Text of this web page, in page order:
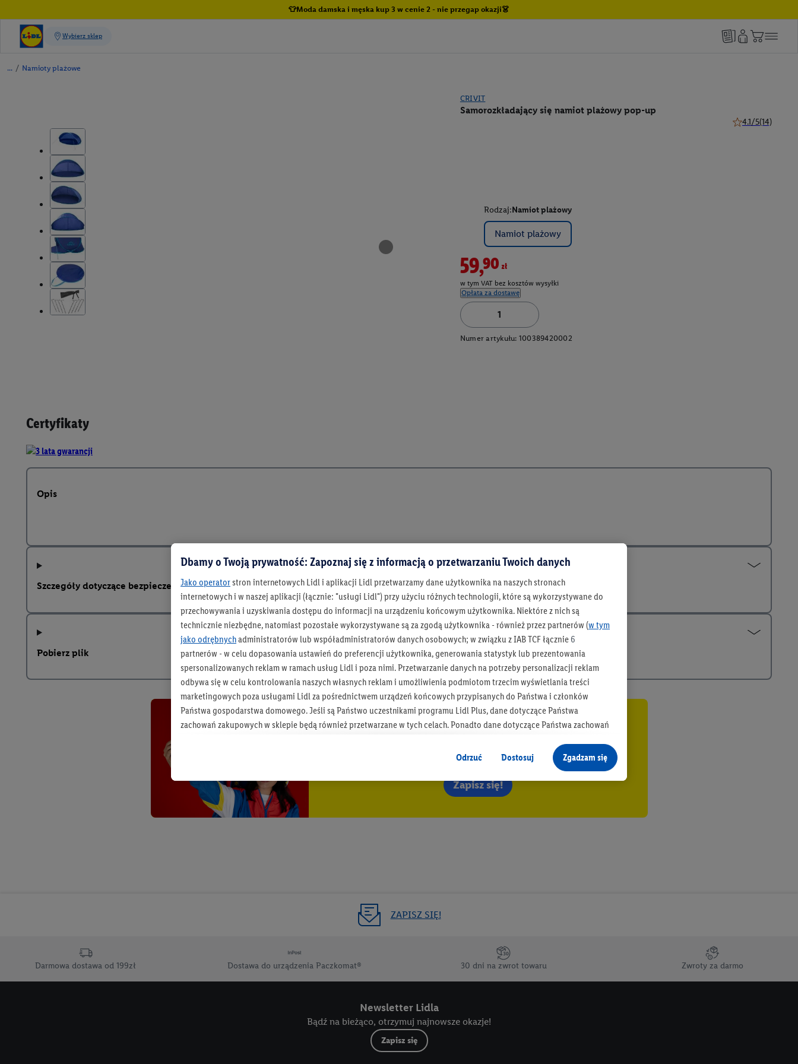
👕Moda damska i męska kup 3 w cenie 2 - nie przegap okazji👗
/ Namioty plażowe
CRIVIT
Samorozkładający się namiot plażowy pop-up
4.1/5(14)
Rodzaj:Namiot plażowy
Namiot plażowy
59,90zł
w tym VAT bez kosztów wysyłki
Opłata za dostawę
Numer artykułu: 100389420002
Certyfikaty
Opis
Szczegóły dotyczące bezpieczeństwa produktu
Pobierz plik
Bądź na bieżąco
Otrzymuj newsletter Lidla
Zapisz się!
ZAPISZ SIĘ!
Darmowa dostawa od 199zł Dostawa do urządzenia Paczkomat® 30 dni na zwrot towaru Zwroty za darmo
Newsletter Lidla
Bądź na bieżąco, otrzymuj najnowsze okazje!
Zapisz się
Dbamy o Twoją prywatność: Zapoznaj się z informacją o przetwarzaniu Twoich danych
Jako operatorstron internetowych Lidl i aplikacji Lidl przetwarzamy dane użytkownika na naszych stronach
internetowych i w naszej aplikacji (łącznie: "usługi Lidl") przy użyciu różnych technologii, które są wykorzystywane do
przechowywania i uzyskiwania dostępu do informacji na urządzeniu końcowym użytkownika. Niektóre z nich są
technicznie niezbędne, natomiast pozostałe wykorzystywane są za zgodą użytkownika - również przez partnerów (w tym
jako odrębnychadministratorów lub współadministratorów danych osobowych; w związku z IAB TCF łącznie 6
partnerów - w celu dopasowania ustawień do preferencji użytkownika, generowania statystyk lub prezentowania
spersonalizowanych reklam w ramach usług Lidl i poza nimi. Przetwarzanie danych na potrzeby personalizacji reklam
odbywa się w celu kontrolowania naszych własnych reklam i umożliwienia podmiotom trzecim wyświetlania treści
marketingowych poza usługami Lidl za pośrednictwem urządzeń końcowych przypisanych do Państwa i członków
Państwa gospodarstwa domowego. Jeśli są Państwo uczestnikami programu Lidl Plus, dane dotyczące Państwa
zachowań zakupowych w sklepie będą również przetwarzane w tych celach. Ponadto dane dotyczące Państwa zachowań
jako niezależny administrator danych
Tworzenie spersonalizowanych reklam opiera się na generowaniu profili, które są również wzbogacane o dane z innych
usług. Obejmuje to łączenie danych (np. dotyczących korzystania z usług Lidl, zachowań zakupowych w usługach Lidl,
informacji z konta klienta - np. wieku lub płci - a także dokładnych danych dotyczących lokalizacji), również przez różne
Lidl Plus, możemy również użyć podanego tam adresu e-mail jako współadministratorzy - wspólnie z jednym z wyżej
wymienionych partnerów w celu utworzenia specjalnego identyfikatora internetowego (tzw. EUID), który możemy
użytkownika w usługach świadczonych przez podmioty trzecie i wyświetlać mu spersonalizowane reklamy. W tym celu
my i jeden z innych partnerów wymienionych powyżej będziemy również jako współadministratorzy przetwarzać adres e-
mail użytkownika w postaci zahashowanej.
Użytkownik upoważnia również firmę Utiq oraz operatora siecitelekomunikacyjnej
usługach Lidl. Utiq najpierw sprawdzi, czy technologia jest dostępna dla użytkownika przy użyciu jego adresu IP. Jeśli
tak, Utiq udostępni adres IP użytkownika operatorowi sieci, który utworzy identyfikator dla Utiq przy użyciu adresu IP i
numeru referencyjnego konta klienta, takiego jak numer telefonu komórkowego. Identyfikator ten zostanie
Odrzuć Dostosuj Zgadzam się